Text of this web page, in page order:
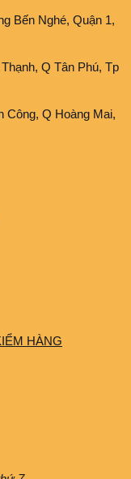
Bến Nghé, Quận 1,
Q Tân Phú, Tp
Công, Q Hoàng Mai,
HÀNG